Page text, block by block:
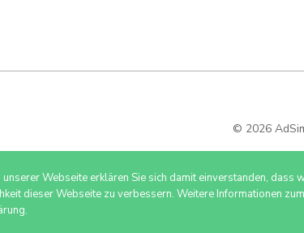
© 2026
Webseite erklären Sie sich damit einverstanden, dass
dieser Webseite zu verbessern. Weitere Informationen